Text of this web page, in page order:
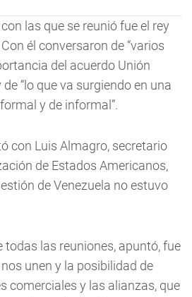
las que se reunió fue el rey
él conversaron de “varios
del acuerdo Unión
“lo que va surgiendo en una
y de informal”.
con Luis Almagro, secretario
de Estados Americanos,
de Venezuela no estuvo
todas las reuniones, apuntó, fue
unen y la posibilidad de
comerciales y las alianzas, que